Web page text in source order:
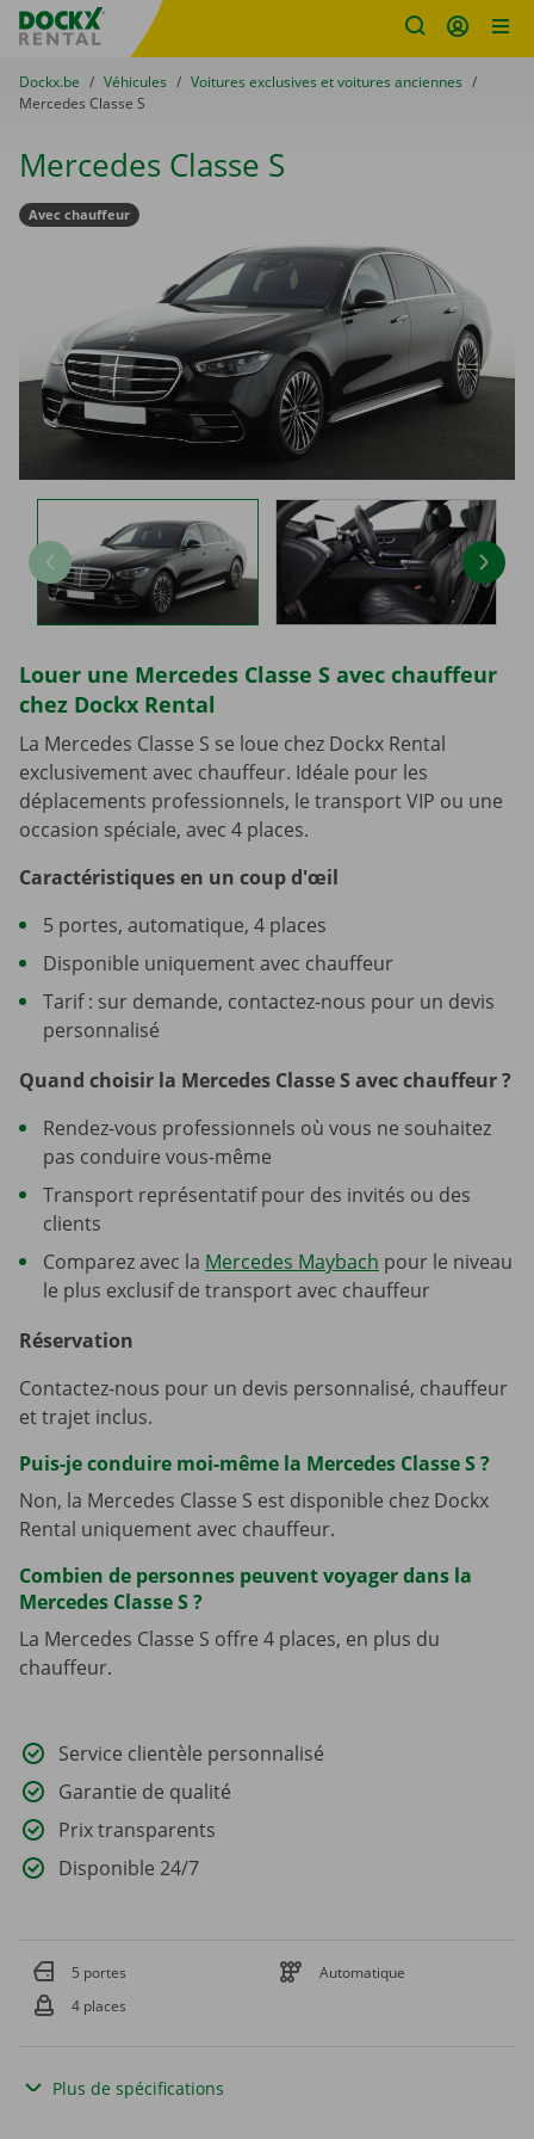
sitename
You are here:
du
Dockx.be to
Véhicules to
Voitures exclusives et voitures anciennes
Mercedes Classe S
Mercedes Classe S
Louer une Mercedes Classe S avec chauffeur
chez Dockx Rental
La Mercedes Classe S se loue chez Dockx Rental
exclusivement avec chauffeur. Idéale pour les
déplacements professionnels, le transport VIP ou une
occasion spéciale, avec 4 places.
Caractéristiques en un coup d'œil
5 portes, automatique, 4 places
Disponible uniquement avec chauffeur
Tarif : sur demande, contactez-nous pour un devis
personnalisé
Quand choisir la Mercedes Classe S avec chauffeur ?
Rendez-vous professionnels où vous ne souhaitez
pas conduire vous-même
Transport représentatif pour des invités ou des
clients
Comparez avec la Mercedes Maybach pour le niveau
le plus exclusif de transport avec chauffeur
Réservation
Contactez-nous pour un devis personnalisé, chauffeur
et trajet inclus.
Puis-je conduire moi-même la Mercedes Classe S ?
Non, la Mercedes Classe S est disponible chez Dockx
Rental uniquement avec chauffeur.
Combien de personnes peuvent voyager dans la
Mercedes Classe S ?
La Mercedes Classe S offre 4 places, en plus du
chauffeur.
Service clientèle personnalisé
Garantie de qualité
Prix transparents
Disponible 24/7
5 portes
Automatique
4 places
Plus de spécifications
Avec chauffeur